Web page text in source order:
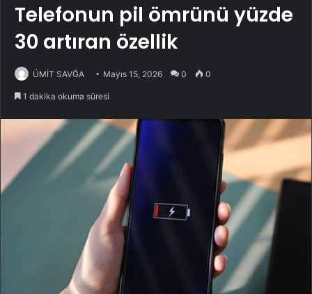
Telefonun pil ömrünü yüzde
30 artıran özellik
ÜMİT SAVĞA Mayıs 15, 2026 0 0
1 dakika okuma süresi